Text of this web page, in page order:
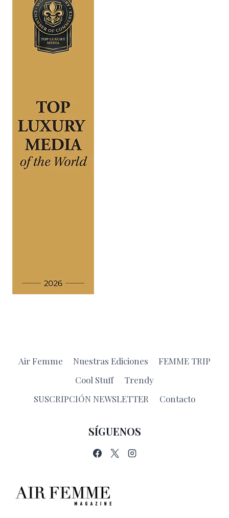
Air Femme Nuestras Ediciones
FEMME TRIP
Cool Stuff
Trendy
SUSCRIPCIÓN NEWSLETTER
Contacto
SÍGUENOS